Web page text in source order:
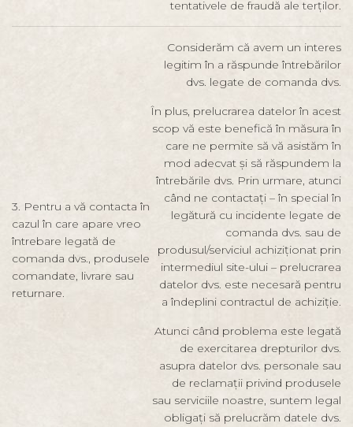
tentativele de fraudă ale terților.
3. Pentru a vă contacta în
cazul în care apare vreo
întrebare legată de
comanda dvs., produsele
comandate, livrare sau
returnare.
Considerăm că avem un interes
legitim în a răspunde întrebărilor
dvs. legate de comanda dvs.
În plus, prelucrarea datelor în acest
scop vă este benefică în măsura în
care ne permite să vă asistăm în
mod adecvat și să răspundem la
întrebările dvs. Prin urmare, atunci
când ne contactați – în special în
legătură cu incidente legate de
comanda dvs. sau de
produsul/serviciul achiziționat prin
intermediul site-ului – prelucrarea
datelor dvs. este necesară pentru
a îndeplini contractul de achiziție.
Atunci când problema este legată
de exercitarea drepturilor dvs.
asupra datelor dvs. personale sau
de reclamații privind produsele
sau serviciile noastre, suntem legal
obligați să prelucrăm datele dvs.